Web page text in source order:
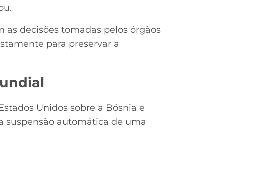
decisões tomadas pelos órgãos
para preservar a
Unidos sobre a Bósnia e
suspensão automática de uma